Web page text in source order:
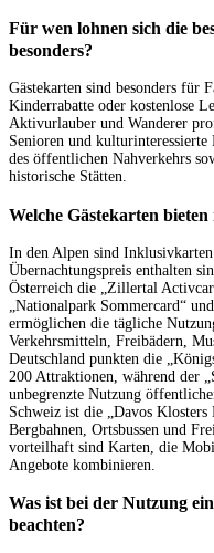
Für wen lohnen sich die
besonders?
Gästekarten sind besonders für
Kinderrabatte oder kostenlose
Aktivurlauber und Wanderer
Senioren und kulturinteressierte
des öffentlichen Nahverkehrs
historische Stätten.
Welche Gästekarten
In den Alpen sind
Übernachtungspreis enthalten
Österreich die „Zillertal
„Nationalpark Sommercard“
ermöglichen die tägliche
Verkehrsmitteln, Freibädern,
Deutschland punkten die
200 Attraktionen, während der
unbegrenzte Nutzung
Schweiz ist die „Davos
Bergbahnen, Ortsbussen und
vorteilhaft sind Karten, die
Angebote kombinieren.
Was ist bei der Nutzung
beachten?